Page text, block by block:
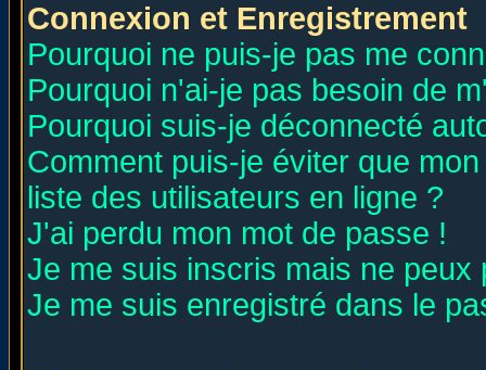
Connexion et Enregistrement
Pourquoi ne puis-je pas me
Pourquoi n'ai-je pas besoin de
Pourquoi suis-je déconnecté
Comment puis-je éviter que
liste des utilisateurs en ligne ?
J'ai perdu mon mot de passe !
Je me suis inscris mais ne peux
Je me suis enregistré dans le